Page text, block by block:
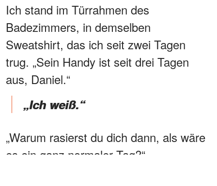
Ich stand im Türrahmen des
Badezimmers, in demselben
Sweatshirt, das ich seit zwei Tagen
trug. „Sein Handy ist seit drei Tagen
aus, Daniel.“
„Ich weiß.“
„Warum rasierst du dich dann, als wäre
es ein ganz normaler Tag?“